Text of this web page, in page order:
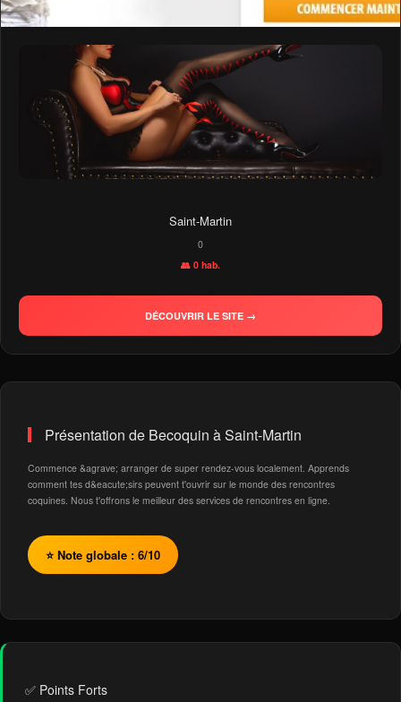
Saint-Martin
0
👥 0 hab.
DÉCOUVRIR LE SITE →
Présentation de Becoquin à Saint-Martin
Commence &agrave; arranger de super rendez-vous localement. Apprends
comment tes d&eacute;sirs peuvent t'ouvrir sur le monde des rencontres
coquines. Nous t'offrons le meilleur des services de rencontres en ligne.
⭐ Note globale : 6/10
✅ Points Forts